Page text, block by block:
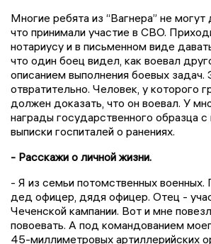
Многие ребята из “Вагнера” не могут
что принимали участие в СВО.
нотариусу и в письменном виде
что один боец видел, как воевал
описанием выполнения боевых задач.
отвратительно. Человек, у которого
должен доказать, что он воевал. У
награды государственного образца
выписки госпиталей о ранениях.
- Расскажи о личной жизни.
- Я из семьи потомственных
дед офицер, дядя офицер. Отец -
Чеченской кампании. Вот и мне
повоевать. А под командованием
45-миллиметровых артиллерийских